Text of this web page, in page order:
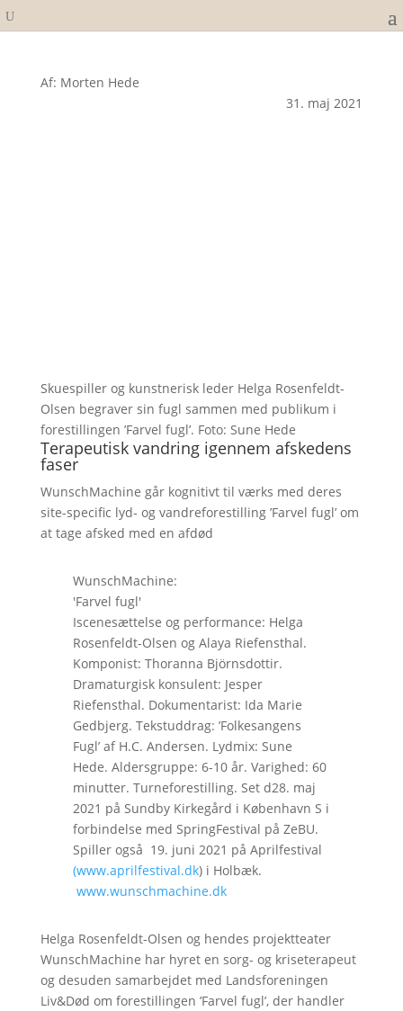
Af: Morten Hede
31. maj 2021
Skuespiller og kunstnerisk leder Helga Rosenfeldt-
Olsen begraver sin fugl sammen med publikum i
forestillingen ’Farvel fugl’. Foto: Sune Hede
Terapeutisk vandring igennem afskedens
faser
WunschMachine går kognitivt til værks med deres
site-specific lyd- og vandreforestilling ’Farvel fugl’ om
at tage afsked med en afdød
WunschMachine:
'Farvel fugl'
Iscenesættelse og performance: Helga
Rosenfeldt-Olsen og Alaya Riefensthal.
Komponist: Thoranna Björnsdottir.
Dramaturgisk konsulent: Jesper
Riefensthal. Dokumentarist: Ida Marie
Gedbjerg. Tekstuddrag: ’Folkesangens
Fugl’ af H.C. Andersen. Lydmix: Sune
Hede. Aldersgruppe: 6-10 år. Varighed: 60
minutter. Turneforestilling. Set d28. maj
2021 på Sundby Kirkegård i København S i
forbindelse med SpringFestival på ZeBU.
Spiller også 19. juni 2021 på Aprilfestival
(www.aprilfestival.dk) i Holbæk.
www.wunschmachine.dk
Helga Rosenfeldt-Olsen og hendes projektteater
WunschMachine har hyret en sorg- og kriseterapeut
og desuden samarbejdet med Landsforeningen
Liv&Død om forestillingen ’Farvel fugl’, der handler